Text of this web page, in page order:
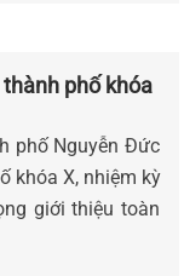
phố khóa
phố Nguyễn Đức
khóa X, nhiệm kỳ
giới thiệu toàn